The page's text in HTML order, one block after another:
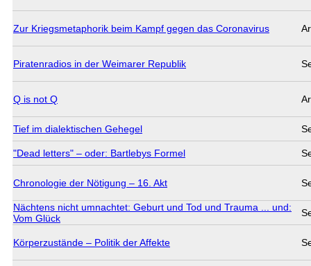
Zur Kriegsmetaphorik beim Kampf gegen das Coronavirus
Piratenradios in der Weimarer Republik
Q is not Q
Tief im dialektischen Gehegel
"Dead letters" – oder: Bartlebys Formel
Chronologie der Nötigung – 16. Akt
Nächtens nicht umnachtet: Geburt und Tod und Trauma ... und:
Vom Glück
Körperzustände – Politik der Affekte